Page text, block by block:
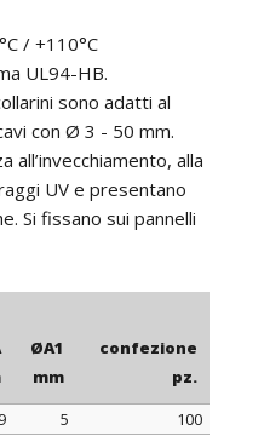
/ +110°C
UL94-HB.
sono adatti al
con Ø 3 - 50 mm.
all’invecchiamento, alla
UV e presentano
Si fissano sui pannelli
ØA1
mm
confezione
pz.
5
100